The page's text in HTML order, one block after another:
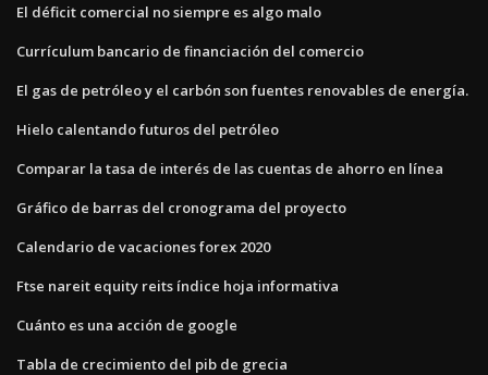
El déficit comercial no siempre es algo malo
Currículum bancario de financiación del comercio
El gas de petróleo y el carbón son fuentes renovables de energía.
Hielo calentando futuros del petróleo
Comparar la tasa de interés de las cuentas de ahorro en línea
Gráfico de barras del cronograma del proyecto
Calendario de vacaciones forex 2020
Ftse nareit equity reits índice hoja informativa
Cuánto es una acción de google
Tabla de crecimiento del pib de grecia